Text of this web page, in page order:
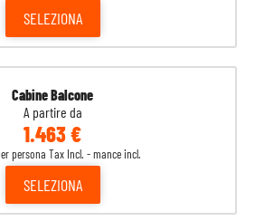
SELEZIONA
Cabine Balcone
A partire da
1.463 €
persona Tax Incl. - mance incl.
SELEZIONA